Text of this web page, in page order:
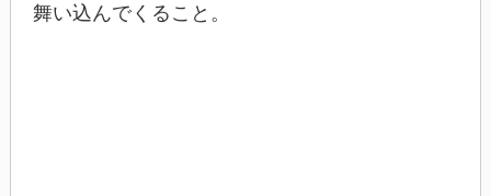
舞い込んでくること。